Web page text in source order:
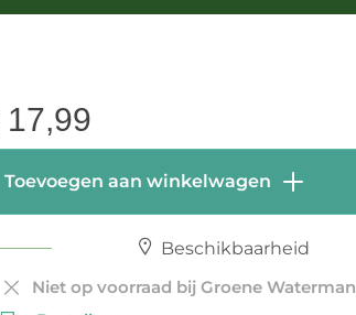
17,99
Toevoegen aan winkelwagen
Beschikbaarheid
Niet op voorraad bij Groene Waterman